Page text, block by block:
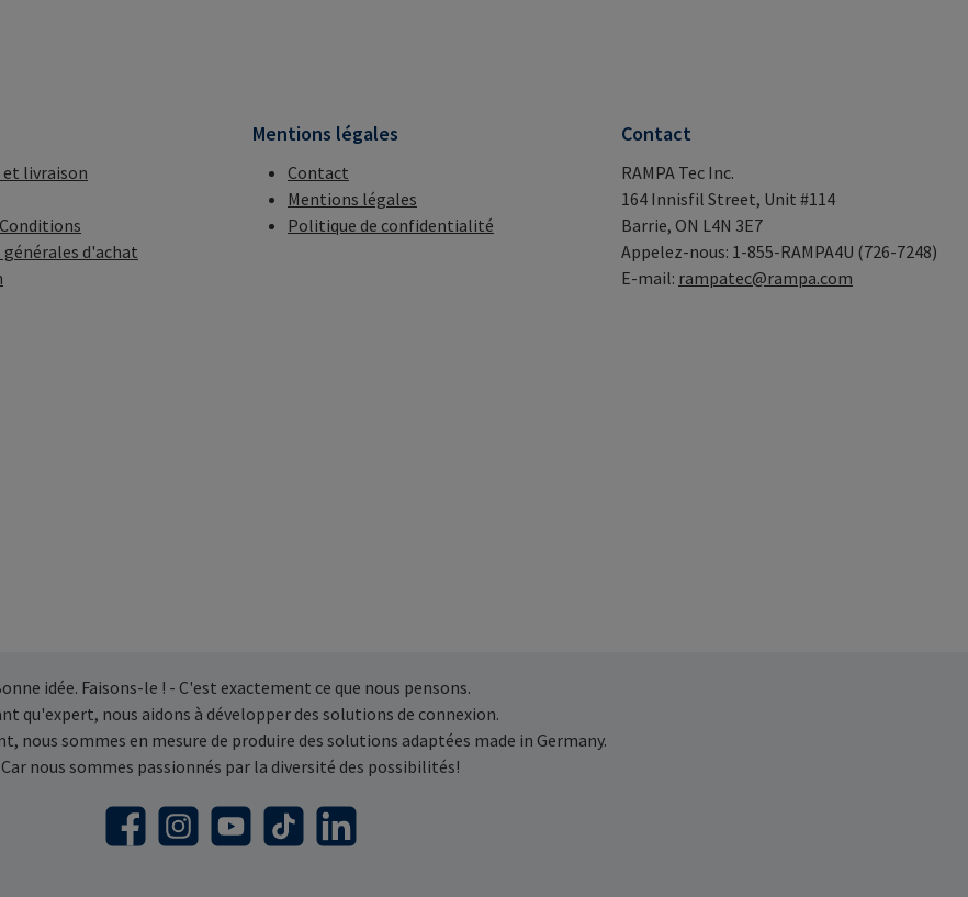
livraison
d'achat
Mentions légales
Contact
Mentions légales
Politique de confidentialité
Contact
RAMPA Tec Inc.
164 Innisfil Street, Unit #114
Barrie, ON L4N 3E7
Appelez-nous: 1-855-RAMPA4U (726-7248)
E-mail: rampatec@rampa.com
idée. Faisons-le ! - C'est exactement ce que nous pensons.
qu'expert, nous aidons à développer des solutions de connexion.
nous sommes en mesure de produire des solutions adaptées made in Germany.
Car nous sommes passionnés par la diversité des possibilités!
FacebookInstagramYouTubeTikTok LinkedIn